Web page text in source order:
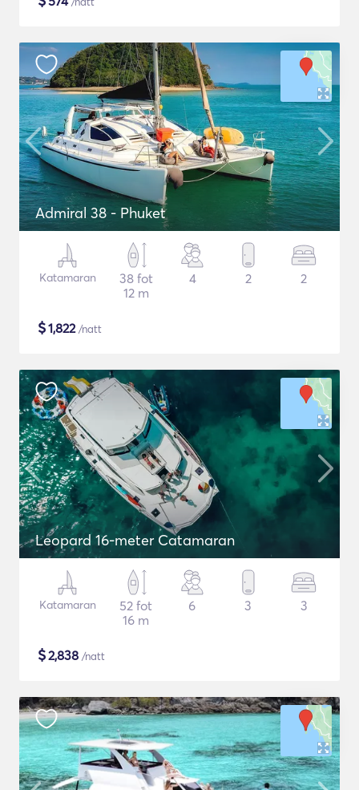
Admiral 38 - Phuket
Katamaran
38 fot
12 m
4 2 2
$1,822/natt
Leopard 16-meter Catamaran
Katamaran
52 fot
16 m
6 3 3
$2,838 /natt